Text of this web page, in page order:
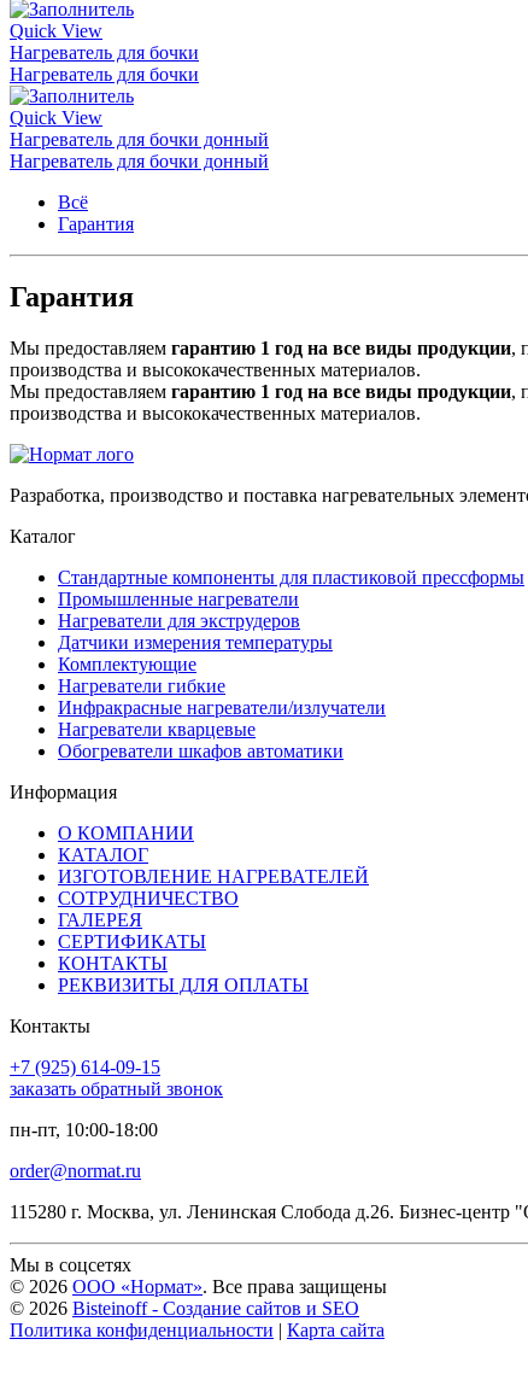
Quick View
Нагреватель для бочки
Нагреватель для бочки
Quick View
Нагреватель для бочки донный
Нагреватель для бочки донный
Всё
Гарантия
Гарантия
Мы предоставляем гарантию 1 год на все виды продукции,
производства и высококачественных материалов.
Мы предоставляем гарантию 1 год на все виды продукции,
производства и высококачественных материалов.
Разработка, производство и поставка нагревательных
Каталог
Стандартные компоненты для пластиковой прессформы
Промышленные нагреватели
Нагреватели для экструдеров
Датчики измерения температуры
Комплектующие
Нагреватели гибкие
Инфракрасные нагреватели/излучатели
Нагреватели кварцевые
Обогреватели шкафов автоматики
Информация
О КОМПАНИИ
КАТАЛОГ
ИЗГОТОВЛЕНИЕ НАГРЕВАТЕЛЕЙ
СОТРУДНИЧЕСТВО
ГАЛЕРЕЯ
СЕРТИФИКАТЫ
КОНТАКТЫ
РЕКВИЗИТЫ ДЛЯ ОПЛАТЫ
Контакты
+7 (925) 614-09-15
заказать обратный звонок
пн-пт, 10:00-18:00
order@normat.ru
115280 г. Москва, ул. Ленинская Слобода д.26. Бизнес-
Мы в соцсетях
© 2026 ООО «Нормат». Все права защищены
© 2026 Bisteinoff - Создание сайтов и SEO
Политика конфиденциальности | Карта сайта